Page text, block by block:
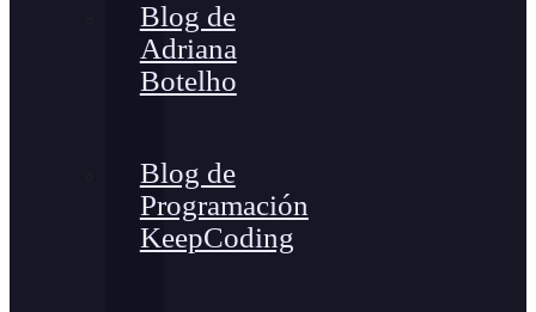
Blog de
Adriana
Botelho
Blog de
Programación
KeepCoding